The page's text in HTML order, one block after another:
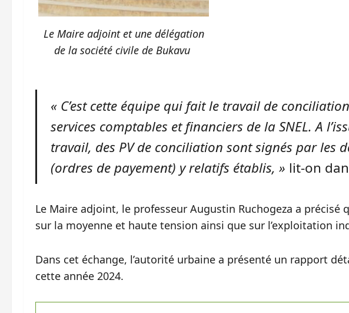
Le Maire adjoint et une délégation
de la société civile de Bukavu
« C’est cette équipe qui fait le travail de
services comptables et financiers de la SNEL. A
travail, des PV de conciliation sont signés par les
(ordres de payement) y relatifs établis, » lit-on
Le Maire adjoint, le professeur Augustin Ruchogeza a précisé
sur la moyenne et haute tension ainsi que sur l’exploitation
Dans cet échange, l’autorité urbaine a présenté un rapport
cette année 2024.